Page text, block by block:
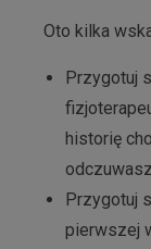
Oto kilka
Przygotuj
historię
Przygotuj
pierwszej